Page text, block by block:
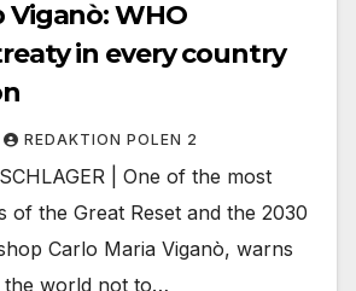
WHO
in every country
REDAKTION POLEN 2
| One of the most
of the Great Reset and the 2030
Carlo Maria Viganò, warns
world not to…